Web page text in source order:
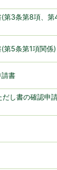
(第3条第8項、第
第5条第1項関係)
書
だし書の確認申